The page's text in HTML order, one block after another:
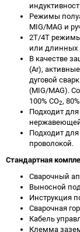
Режимы
MIG/MAG и
2Т/4Т режимы
или длинных
В качестве
(Ar),
дуговой
(MIG/MAG).
100% CO2,
Подходит для
нержавеющей
Подходит
проволокой.
Стандартная
Сварочный
Выносной
Инструкция
Сварочная
Кабель
Клемма